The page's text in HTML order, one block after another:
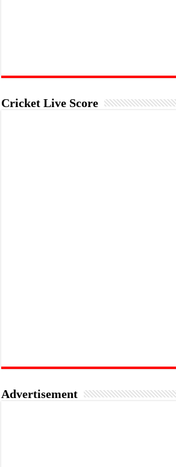
Cricket Live Score
Advertisement